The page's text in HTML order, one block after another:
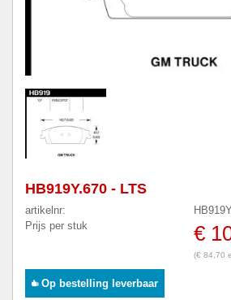
HB919Y.670 - LTS
artikelnr:
Prijs per stuk
€
(€ 84,70
Op bestelling leverbaar